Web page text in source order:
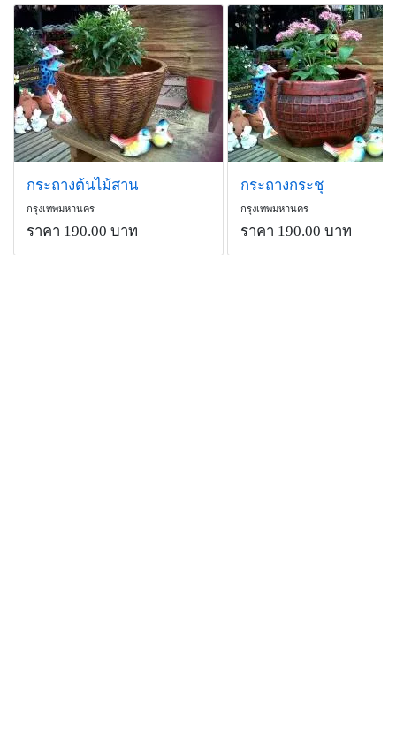
กระถางต้นไม้สาน
กรุงเทพมหานคร
ราคา 190.00 บาท
กระถางกระชุ
กรุงเทพมหานคร
ราคา 190.00 บาท